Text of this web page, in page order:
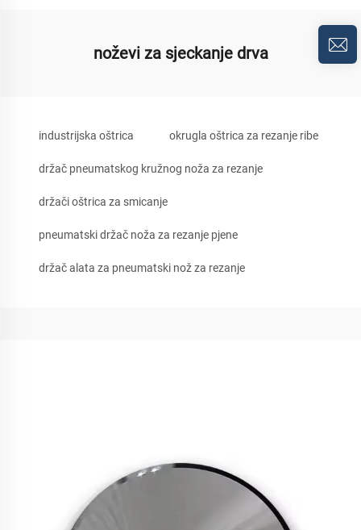
noževi za sjeckanje drva
industrijska oštrica okrugla oštrica za rezanje ribe
držač pneumatskog kružnog noža za rezanje
držači oštrica za smicanje
pneumatski držač noža za rezanje pjene
držač alata za pneumatski nož za rezanje